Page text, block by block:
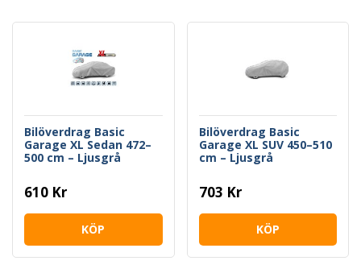
Bilöverdrag Basic
Garage XL Sedan 472–
500 cm – Ljusgrå
610 Kr
KÖP
Bilöverdrag Basic
Garage XL SUV 450–510
cm – Ljusgrå
703 Kr
KÖP